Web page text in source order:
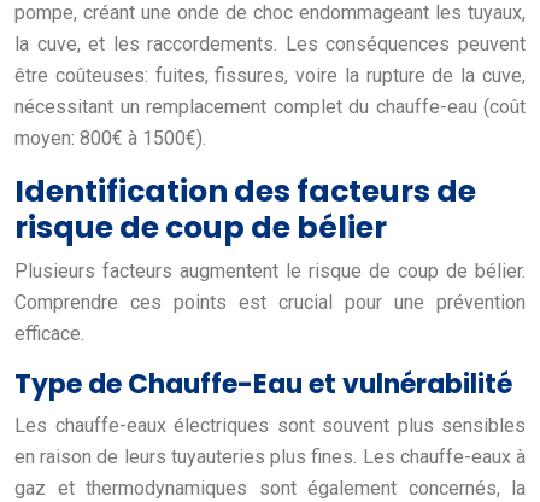
pompe, créant une onde de choc endommageant les tuyaux,
la cuve, et les raccordements. Les conséquences peuvent
être coûteuses: fuites, fissures, voire la rupture de la cuve,
nécessitant un remplacement complet du chauffe-eau (coût
moyen: 800€ à 1500€).
Identification des facteurs de
risque de coup de bélier
Plusieurs facteurs augmentent le risque de coup de bélier.
Comprendre ces points est crucial pour une prévention
efficace.
Type de Chauffe-Eau et vulnérabilité
Les chauffe-eaux électriques sont souvent plus sensibles
en raison de leurs tuyauteries plus fines. Les chauffe-eaux à
gaz et thermodynamiques sont également concernés, la